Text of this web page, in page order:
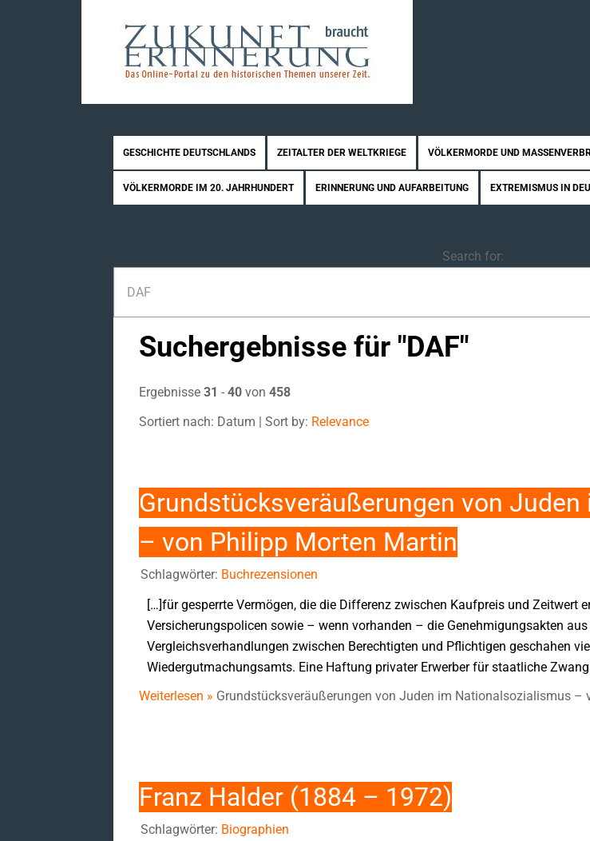
GESCHICHTE DEUTSCHLANDS ZEITALTER DER WELTKRIEGE VÖLKERMORDE UND
VÖLKERMORDE IM 20. JAHRHUNDERT ERINNERUNG UND AUFARBEITUNG EXTREMISMUS IN
Search for:
Suchergebnisse für "DAF"
Ergebnisse 31 - 40 von 458
Sortiert nach: Datum | Sort by: Relevance
Grundstücksveräußerungen von
– von Philipp Morten Martin
Schlagwörter: Buchrezensionen
[…]für gesperrte Vermögen, die die Differenz zwischen Kaufpreis und Zeitwert
Versicherungspolicen sowie – wenn vorhanden – die Genehmigungsakten
Vergleichsverhandlungen zwischen Berechtigten und Pflichtigen geschahen
Wiedergutmachungsamts. Eine Haftung privater Erwerber für staatliche
Weiterlesen » Grundstücksveräußerungen von Juden im Nationalsozialismus –
Franz Halder (1884 – 1972)
Schlagwörter: Biographien